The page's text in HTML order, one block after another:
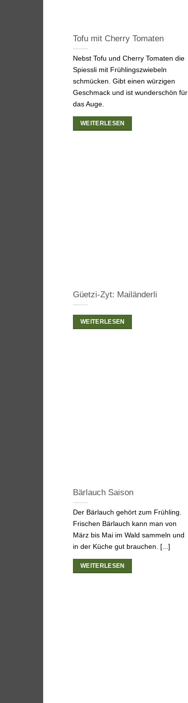
Tofu mit Cherry Tomaten
Nebst Tofu und Cherry Tomaten die
Spiessli mit Frühlingszwiebeln
schmücken. Gibt einen würzigen
Geschmack und ist wunderschön für
das Auge.
WEITERLESEN
Güetzi-Zyt: Mailänderli
WEITERLESEN
Bärlauch Saison
Der Bärlauch gehört zum Frühling.
Frischen Bärlauch kann man von
März bis Mai im Wald sammeln und
in der Küche gut brauchen. [...]
WEITERLESEN